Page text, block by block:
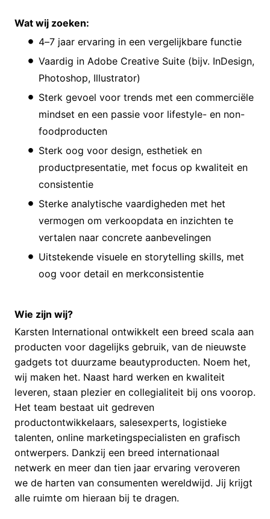
Wat wij zoeken:
4–7 jaar ervaring in een vergelijkbare functie
Vaardig in Adobe Creative Suite (bijv. InDesign,
Photoshop, Illustrator)
Sterk gevoel voor trends met een commerciële
mindset en een passie voor lifestyle- en non-
foodproducten
Sterk oog voor design, esthetiek en
productpresentatie, met focus op kwaliteit en
consistentie
Sterke analytische vaardigheden met het
vermogen om verkoopdata en inzichten te
vertalen naar concrete aanbevelingen
Uitstekende visuele en storytelling skills, met
oog voor detail en merkconsistentie
Wie zijn wij?
Karsten International ontwikkelt een breed scala aan
producten voor dagelijks gebruik, van de nieuwste
gadgets tot duurzame beautyproducten. Noem het,
wij maken het. Naast hard werken en kwaliteit
leveren, staan plezier en collegialiteit bij ons voorop.
Het team bestaat uit gedreven
productontwikkelaars, salesexperts, logistieke
talenten, online marketingspecialisten en grafisch
ontwerpers. Dankzij een breed internationaal
netwerk en meer dan tien jaar ervaring veroveren
we de harten van consumenten wereldwijd. Jij krijgt
alle ruimte om hieraan bij te dragen.